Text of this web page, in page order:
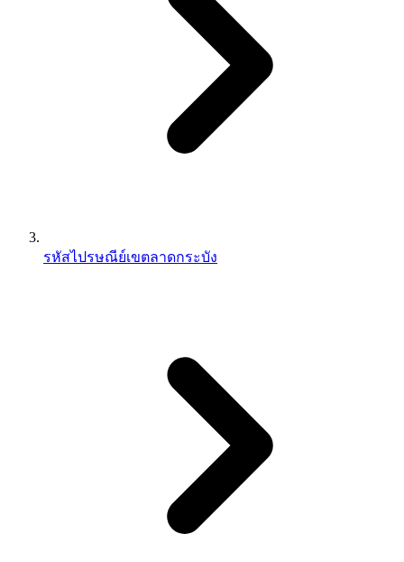
รหัสไปรษณีย์เขตลาดกระบัง